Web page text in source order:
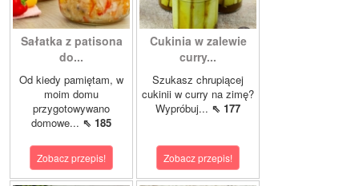
Sałatka z patisona
do...
Od kiedy pamiętam, w
moim domu
przygotowywano
domowe... ⇖ 185
Zobacz przepis!
Cukinia w zalewie
curry...
Szukasz chrupiącej
cukinii w curry na zimę?
Wypróbuj... ⇖ 177
Zobacz przepis!